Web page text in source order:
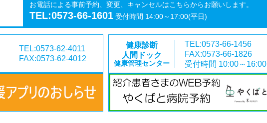
お電話による事前予約、変更、キャンセルはこちらからお願いします。
TEL:0573-66-1601 受付時間 14:00～17:00(平日)
TEL:0573-62-4011
FAX:0573-62-4012
健康診断
人間ドック
健康管理センター
TEL:0573-66-1456
FAX:0573-66-1826
受付時間 10:00～16:00